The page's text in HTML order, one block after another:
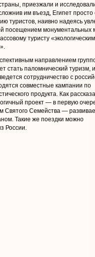
приезжали и
им въезд, Египет просто
туристов, наивно надеясь
посещением монументальных
туристу «экологическим
направлением
стать паломнический туризм,
сотрудничество с
совместные кампании по
продукта. Как
проект — в первую
Святого Семейства —
Такие же поездки можно
России.